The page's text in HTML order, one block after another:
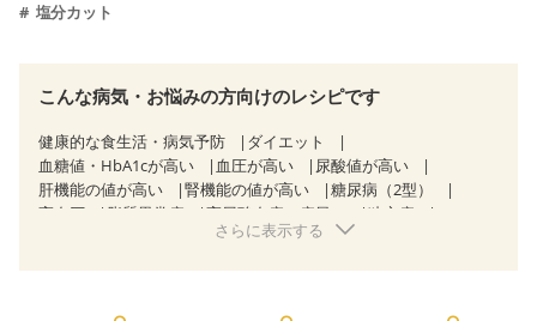
塩分カット
こんな病気・お悩みの方向けのレシピです
健康的な食生活・病気予防
ダイエット
血糖値・HbA1cが高い
血圧が高い
尿酸値が高い
肝機能の値が高い
腎機能の値が高い
糖尿病（2型）
高血圧
脂質異常症 高尿酸血症（痛風）
狭心症
心不全
胆石症
さらに表示する